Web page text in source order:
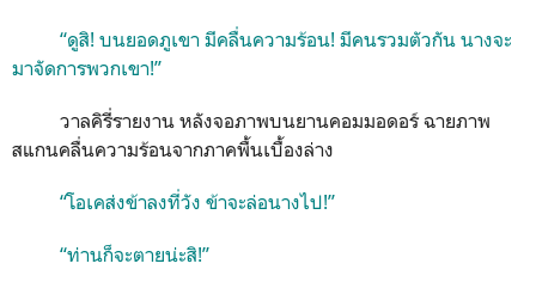
“ดูสิ! บนยอดภูเขา มีคลื่นความร้อน! มีคนรวมตัวกัน นางจะ
มาจัดการพวกเขา!”
วาลคิรี่รายงาน หลังจอภาพบนยานคอมมอดอร์ ฉายภาพ
สแกนคลื่นความร้อนจากภาคพื้นเบื้องล่าง
“โอเคส่งข้าลงที่วัง ข้าจะล่อนางไป!”
“ท่านก็จะตายน่ะสิ!”